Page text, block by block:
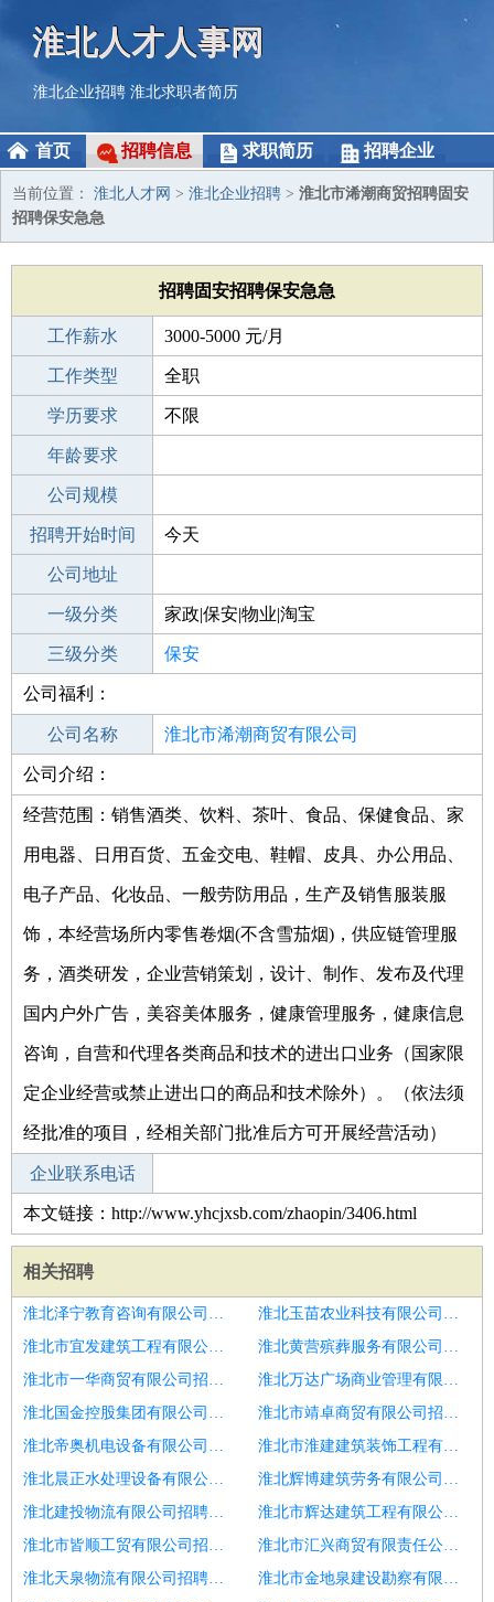
淮北人才人事网
淮北企业招聘 淮北求职者简历
首页 招聘信息 求职简历 招聘企业
当前位置： 淮北人才网 > 淮北企业招聘 > 淮北市浠潮商贸招聘固安
招聘保安急急
招聘固安招聘保安急急
工作薪水 3000-5000 元/月
招聘人数
工作类型 全职
性别要求 -
学历要求 不限
工作经验
年龄要求
工作地点
公司规模
公司电话
招聘开始时间 今天
招聘结束时间
公司地址
一级分类 家政|保安|物业|淘宝
二级分类 家政/安保
三级分类 保安
其他行业
公司福利：
公司名称 淮北市浠潮商贸有限公司
公司类型
公司介绍：
经营范围：销售酒类、饮料、茶叶、食品、保健食品、家
用电器、日用百货、五金交电、鞋帽、皮具、办公用品、
电子产品、化妆品、一般劳防用品，生产及销售服装服
饰，本经营场所内零售卷烟(不含雪茄烟)，供应链管理服
务，酒类研发，企业营销策划，设计、制作、发布及代理
国内户外广告，美容美体服务，健康管理服务，健康信息
咨询，自营和代理各类商品和技术的进出口业务（国家限
定企业经营或禁止进出口的商品和技术除外）。（依法须
经批准的项目，经相关部门批准后方可开展经营活动）
企业联系电话
本文链接：http://www.yhcjxsb.com/zhaopin/3406.html
相关招聘
淮北泽宁教育咨询有限公司招聘学校室内轻松坐岗保安
淮北玉苗农业科技有限公司招聘包吃包住
淮北市宜发建筑工程有限公司招聘保安
淮北黄营殡葬服务有限公司招聘烟台市招聘保安人员3
淮北市一华商贸有限公司招聘雁峰保安配送8千
淮北万达广场商业管理有限公司招聘巡逻保安＋无需站岗＋工作轻松
淮北国金控股集团有限公司招聘厂区保安＋报销路费＋无需站岗
淮北市靖卓商贸有限公司招聘金川安阳保安月八千包吃住坐岗
淮北帝奥机电设备有限公司招聘保安
淮北市淮建建筑装饰工程有限公司招聘保安
淮北晨正水处理设备有限公司招聘包吃包住＋月薪五千＋保安
淮北辉博建筑劳务有限公司招聘保安
淮北建投物流有限公司招聘海运电工
淮北市辉达建筑工程有限公司招聘保安工作自由薪资上不封顶补贴多
淮北市皆顺工贸有限公司招聘vivo招聘保安包吃住男女不限
淮北市汇兴商贸有限责任公司招聘鄢陵厂区保安
淮北天泉物流有限公司招聘包吃包住
淮北市金地泉建设勘察有限公司招聘菏泽市招聘保安2人